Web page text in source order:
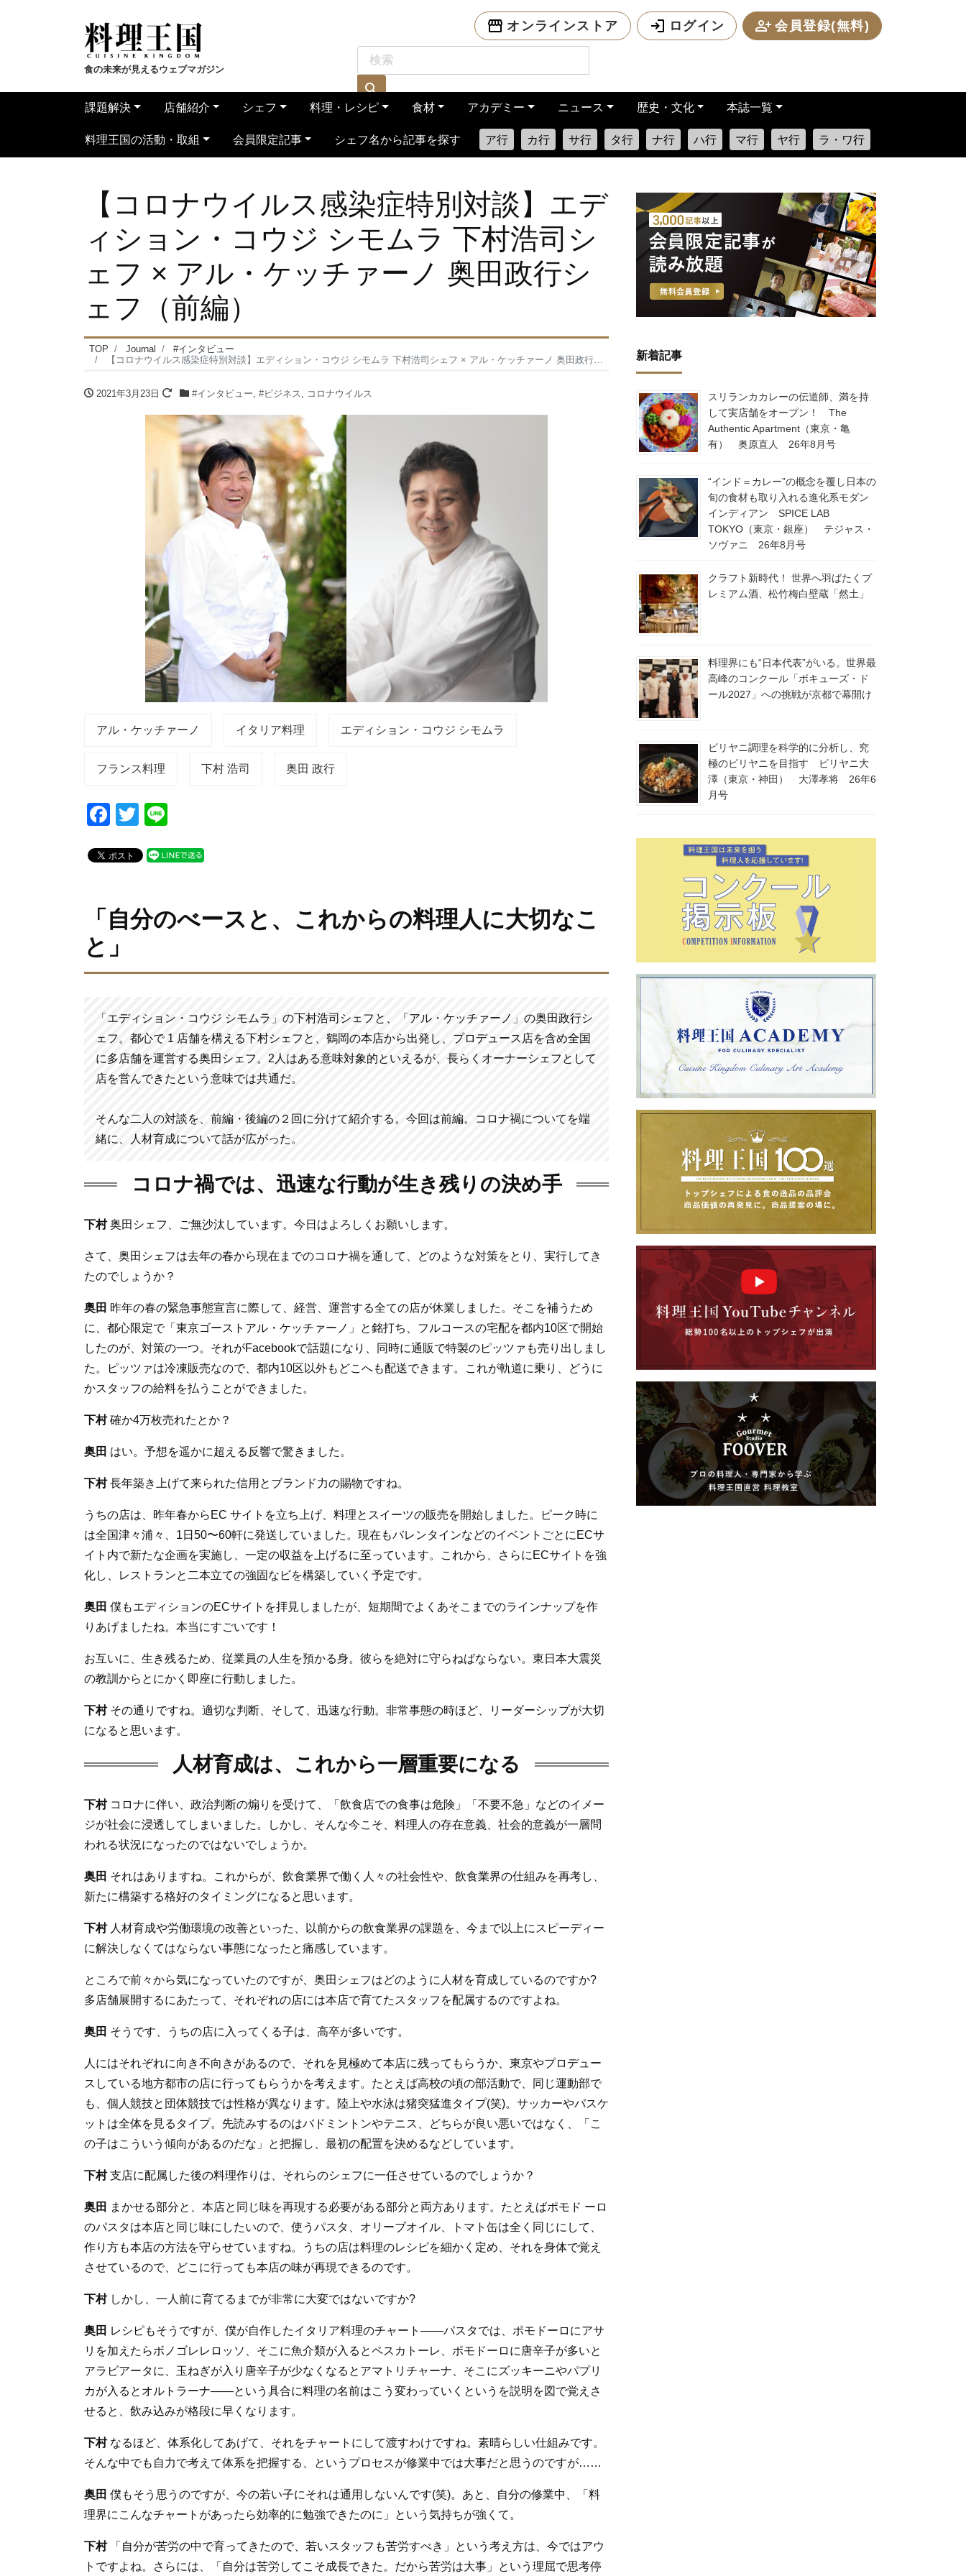
食の未来が見えるウェブマガジン
オンラインストア ログイン 会員登録(無料)
課題解決 店舗紹介 シェフ 料理・レシピ 食材 アカデミー ニュース 歴史・文化 本誌一覧
料理王国の活動・取組 会員限定記事 シェフ名から記事を探す ア行 カ行 サ行 タ行 ナ行 ハ行 マ行 ヤ行 ラ・ワ行
【コロナウイルス感染症特別対談】エデ
ィション・コウジ シモムラ 下村浩司シ
ェフ × アル・ケッチァーノ 奥田政行シ
ェフ（前編）
TOP Journal
#インタビュー
【コロナウイルス感染症特別対談】エディション・コウジ シモムラ 下村浩司シェフ × アル・ケッチァーノ 奥田政行シェフ（前編）
2021年3月23日 #インタビュー, #ビジネス, コロナウイルス
アル・ケッチァーノ イタリア料理 エディション・コウジ シモムラ
フランス料理 下村 浩司 奥田 政行
F
c
b
o
o
k
T
tt
e
「自分のべースと、これからの料理人に大切なこ
と」
「エディション・コウジ シモムラ」の下村浩司シェフと、「アル・ケッチァーノ」の奥田政行シ
ェフ。都心で 1 店舗を構える下村シェフと、鶴岡の本店から出発し、プロデュース店を含め全国
に多店舗を運営する奥田シェフ。2人はある意味対象的といえるが、長らくオーナーシェフとして
店を営んできたという意味では共通だ。
そんな二人の対談を、前編・後編の２回に分けて紹介する。今回は前編。コロナ禍についてを端
緒に、人材育成について話が広がった。
コロナ禍では、迅速な行動が生き残りの決め手
下村奥田シェフ、ご無沙汰しています。今日はよろしくお願いします。
さて、奥田シェフは去年の春から現在までのコロナ禍を通して、どのような対策をとり、実行してき
たのでしょうか？
奥田 昨年の春の緊急事態宣言に際して、経営、運営する全ての店が休業しました。そこを補うため
に、都心限定で「東京ゴーストアル・ケッチァーノ」と銘打ち、フルコースの宅配を都内10区で開始
したのが、対策の一つ。それがFacebookで話題になり、同時に通販で特製のピッツァも売り出しまし
た。ピッツァは冷凍販売なので、都内10区以外もどこへも配送できます。これが軌道に乗り、どうに
かスタッフの給料を払うことができました。
下村確か4万枚売れたとか？
奥田 はい。予想を遥かに超える反響で驚きました。
下村長年築き上げて来られた信用とブランド力の賜物ですね。
うちの店は、昨年春からEC サイトを立ち上げ、料理とスイーツの販売を開始しました。ピーク時に
は全国津々浦々、1日50〜60軒に発送していました。現在もバレンタインなどのイベントごとにECサ
イト内で新たな企画を実施し、一定の収益を上げるに至っています。これから、さらにECサイトを強
化し、レストランと二本立ての強固なビを構築していく予定です。
奥田 僕もエディションのECサイトを拝見しましたが、短期間でよくあそこまでのラインナップを作
りあげましたね。本当にすごいです！
お互いに、生き残るため、従業員の人生を預かる身。彼らを絶対に守らねばならない。東日本大震災
の教訓からとにかく即座に行動しました。
下村その通りですね。適切な判断、そして、迅速な行動。非常事態の時ほど、リーダーシップが大切
になると思います。
人材育成は、これから一層重要になる
下村コロナに伴い、政治判断の煽りを受けて、「飲食店での食事は危険」「不要不急」などのイメー
ジが社会に浸透してしまいました。しかし、そんな今こそ、料理人の存在意義、社会的意義が一層問
われる状況になったのではないでしょうか。
奥田 それはありますね。これからが、飲食業界で働く人々の社会性や、飲食業界の仕組みを再考し、
新たに構築する格好のタイミングになると思います。
下村人材育成や労働環境の改善といった、以前からの飲食業界の課題を、今まで以上にスピーディー
に解決しなくてはならない事態になったと痛感しています。
ところで前々から気になっていたのですが、奥田シェフはどのように人材を育成しているのですか?
多店舗展開するにあたって、それぞれの店には本店で育てたスタッフを配属するのですよね。
奥田 そうです、うちの店に入ってくる子は、高卒が多いです。
人にはそれぞれに向き不向きがあるので、それを見極めて本店に残ってもらうか、東京やプロデュー
スしている地方都市の店に行ってもらうかを考えます。たとえば高校の頃の部活動で、同じ運動部で
も、個人競技と団体競技では性格が異なります。陸上や水泳は猪突猛進タイプ(笑)。サッカーやバスケ
ットは全体を見るタイプ。先読みするのはバドミントンやテニス、どちらが良い悪いではなく、「こ
の子はこういう傾向があるのだな」と把握し、最初の配置を決めるなどしています。
下村支店に配属した後の料理作りは、それらのシェフに一任させているのでしょうか？
奥田 まかせる部分と、本店と同じ味を再現する必要がある部分と両方あります。たとえばポモド ーロ
のパスタは本店と同じ味にしたいので、使うパスタ、オリーブオイル、トマト缶は全く同じにして、
作り方も本店の方法を守らせていますね。うちの店は料理のレシピを細かく定め、それを身体で覚え
させているので、どこに行っても本店の味が再現できるのです。
下村しかし、一人前に育てるまでが非常に大変ではないですか?
奥田 レシピもそうですが、僕が自作したイタリア料理のチャート――パスタでは、ポモドーロにアサ
リを加えたらボノゴレレロッソ、そこに魚介類が入るとペスカトーレ、ポモドーロに唐辛子が多いと
アラビアータに、玉ねぎが入り唐辛子が少なくなるとアマトリチャーナ、そこにズッキーニやパプリ
カが入るとオルトラーナ――という具合に料理の名前はこう変わっていくというを説明を図で覚えさ
せると、飲み込みが格段に早くなります。
下村なるほど、体系化してあげて、それをチャートにして渡すわけですね。素晴らしい仕組みです。
そんな中でも自力で考えて体系を把握する、というプロセスが修業中では大事だと思うのですが……
奥田 僕もそう思うのですが、今の若い子にそれは通用しないんです(笑)。あと、自分の修業中、「料
理界にこんなチャートがあったら効率的に勉強できたのに」という気持ちが強くて。
下村「自分が苦労の中で育ってきたので、若いスタッフも苦労すべき」という考え方は、今ではアウ
トですよね。さらには、「自分は苦労してこそ成長できた。だから苦労は大事」という理屈で思考停
新着記事
スリランカカレーの伝道師、満を持
して実店舗をオープン！ The
Authentic Apartment（東京・亀
有） 奥原直人 26年8月号
“インド＝カレー”の概念を覆し日本の
旬の食材も取り入れる進化系モダン
インディアン SPICE LAB
TOKYO（東京・銀座） テジャス・
ソヴァニ 26年8月号
クラフト新時代！ 世界へ羽ばたくプ
レミアム酒、松竹梅白壁蔵「然土」
料理界にも“日本代表”がいる。世界最
高峰のコンクール「ボキューズ・ド
ール2027」への挑戦が京都で幕開け
ビリヤニ調理を科学的に分析し、究
極のビリヤニを目指す ビリヤニ大
澤（東京・神田） 大澤孝将 26年6
月号